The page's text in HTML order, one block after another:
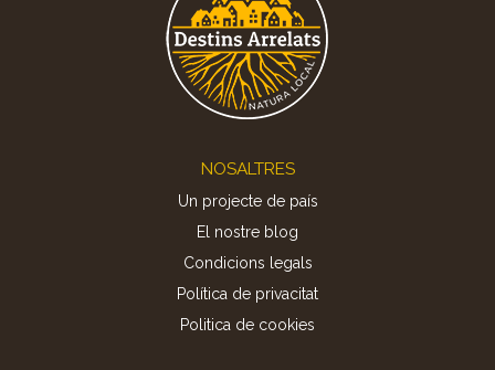
NOSALTRES
Un projecte de país
El nostre blog
Condicions legals
Política de privacitat
Politica de cookies